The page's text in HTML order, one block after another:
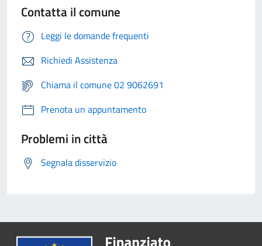
Contatta il comune
Leggi le domande frequenti
Richiedi Assistenza
Chiama il comune 02 9062691
Prenota un appuntamento
Problemi in città
Segnala disservizio